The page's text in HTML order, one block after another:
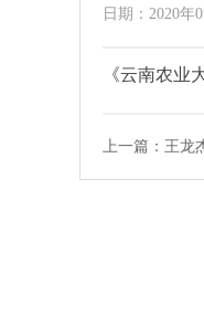
日期：2020
《云南农业
上一篇：王龙